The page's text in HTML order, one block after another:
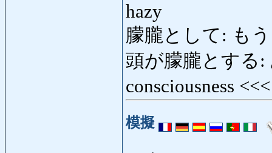
hazy
朦朧として: も
頭が朦朧とする:
consciousness
模擬